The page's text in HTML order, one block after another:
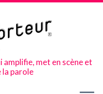
met en scène et
la parole